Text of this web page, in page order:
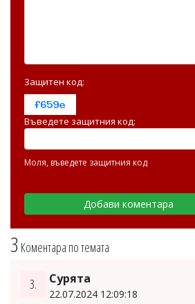
3 Коментара по темата
3. Сурята
22.07.2024 12:09:18
Защитен код:
Въведете защитния код:
Моля, въведете защитния код